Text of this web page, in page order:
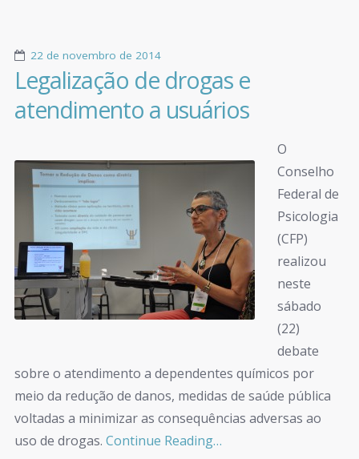
22 de novembro de 2014
Legalização de drogas e
atendimento a usuários
O
Conselho
Federal de
Psicologia
(CFP)
realizou
neste
sábado
(22)
debate
sobre o atendimento a dependentes químicos por
meio da redução de danos, medidas de saúde pública
voltadas a minimizar as consequências adversas ao
uso de drogas. Continue Reading…